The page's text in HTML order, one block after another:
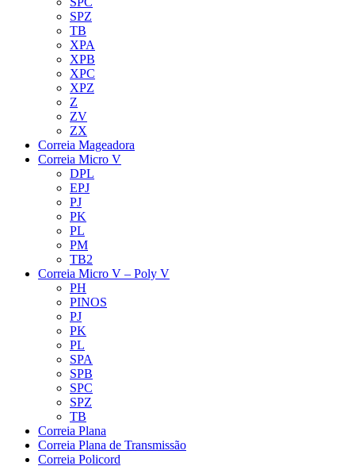
SPZ
TB
XPA
XPB
XPC
XPZ
Z
ZV
ZX
Correia Mageadora
Correia Micro V
DPL
EPJ
PJ
PK
PL
PM
TB2
Correia Micro V – Poly V
PH
PINOS
PJ
PK
PL
SPA
SPB
SPC
SPZ
TB
Correia Plana
Correia Plana de Transmissão
Correia Policord